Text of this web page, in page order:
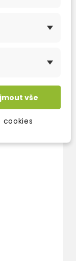
vše
cookies